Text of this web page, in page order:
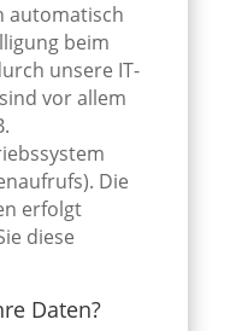
automatisch
beim
unsere IT-
vor allem
Die
erfolgt
diese
Daten?